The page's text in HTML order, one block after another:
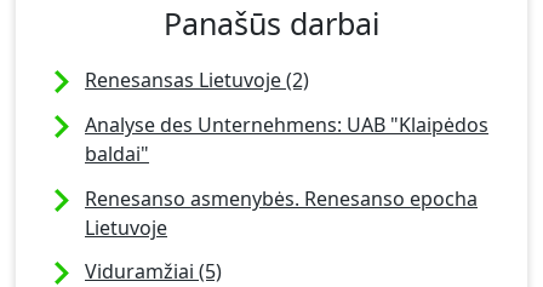
Panašūs darbai
Renesansas Lietuvoje (2)
Analyse des Unternehmens: UAB "Klaipėdos
baldai"
Renesanso asmenybės. Renesanso epocha
Lietuvoje
Viduramžiai (5)